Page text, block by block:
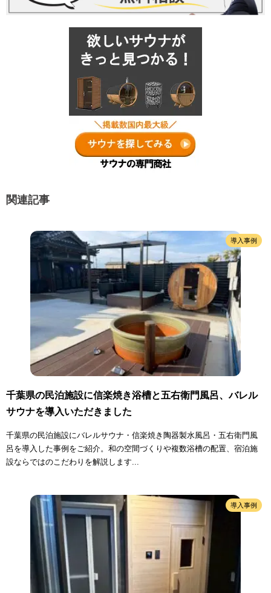
関連記事
導入事例
千葉県の民泊施設に信楽焼き浴槽と五右衛門風呂、バレル
サウナを導入いただきました
千葉県の民泊施設にバレルサウナ・信楽焼き陶器製水風呂・五右衛門風
呂を導入した事例をご紹介。和の空間づくりや複数浴槽の配置、宿泊施
設ならではのこだわりを解説します...
導入事例